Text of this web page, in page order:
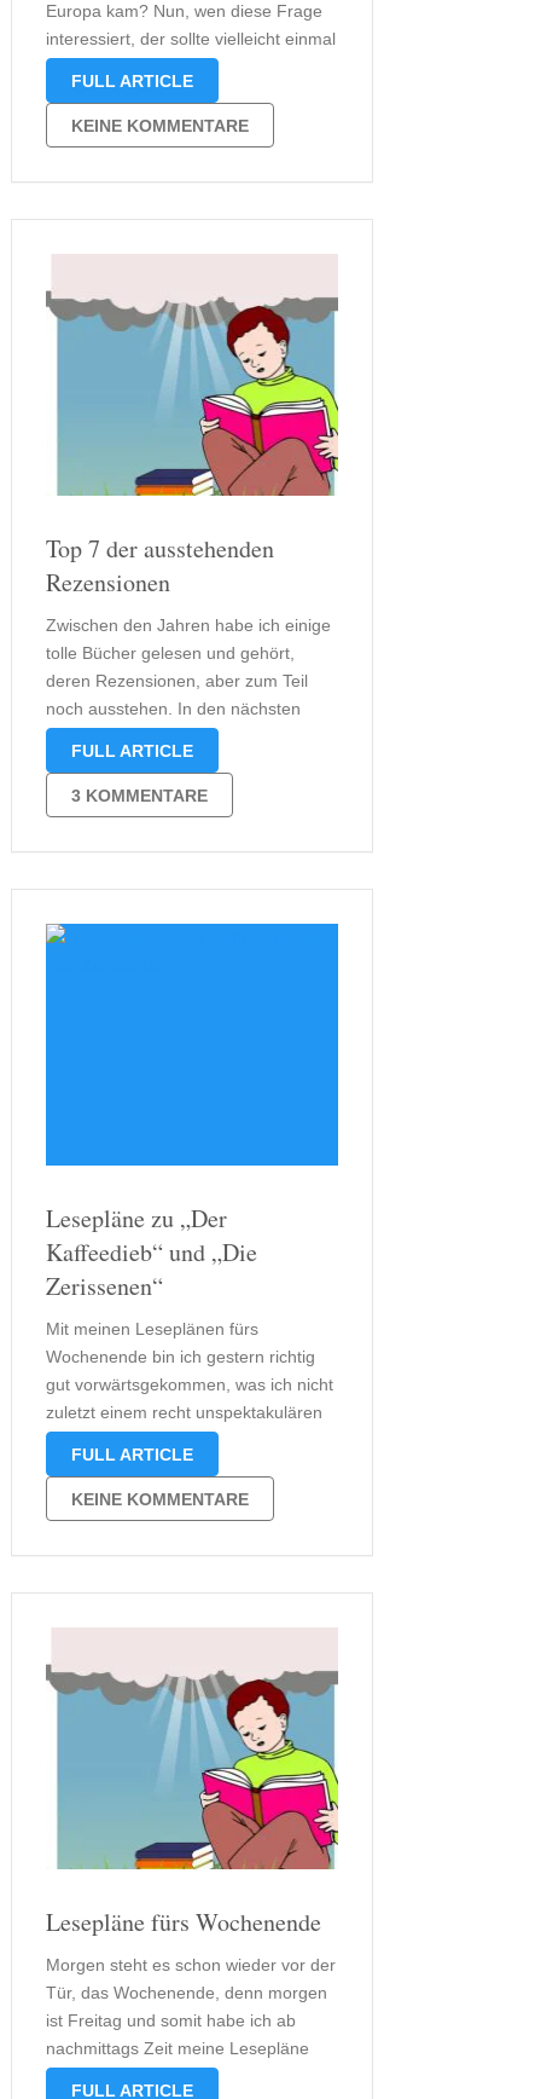
Europa kam? Nun, wen diese Frage
interessiert, der sollte vielleicht einmal
einen Blick in „Der Kaffeedieb“ von
zugegebener Maßen faszinierender
Roman über die lange Reise des
Kaffees aus den arabischen …
FULL ARTICLE
KEINE KOMMENTARE
Top 7 der ausstehenden
Rezensionen
Zwischen den Jahren habe ich einige
tolle Bücher gelesen und gehört,
deren Rezensionen, aber zum Teil
noch ausstehen. In den nächsten
Tagen dürft ihr Euch also auf einige
großen Rezension kommt möchte ich
Euch erst einmal jeweils einen kleinen
Leseeindruck …
FULL ARTICLE
3 KOMMENTARE
Lesepläne zu „Der
Kaffeedieb“ und „Die
Zerissenen“
Mit meinen Leseplänen fürs
Wochenende bin ich gestern richtig
gut vorwärtsgekommen, was ich nicht
zuletzt einem recht unspektakulären
Fernsehprogramm zu verdanken
Wochenende sind recht umfangreich.
Zwar hatte ich mich eigentlich auf das
Fernsehprogramm gefreut, musste
FULL ARTICLE
KEINE KOMMENTARE
Lesepläne fürs Wochenende
Morgen steht es schon wieder vor der
Tür, das Wochenende, denn morgen
ist Freitag und somit habe ich ab
nachmittags Zeit meine Lesepläne
umzusetzen. Da ich mich in den
FULL ARTICLE